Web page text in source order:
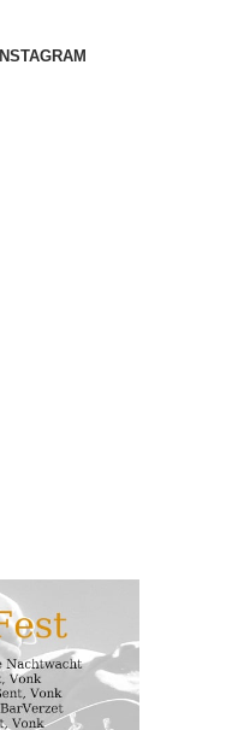
INSTAGRAM